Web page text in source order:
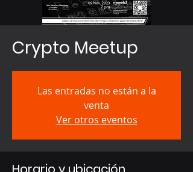
Crypto Meetup
Las entradas no están a la
venta
Ver otros eventos